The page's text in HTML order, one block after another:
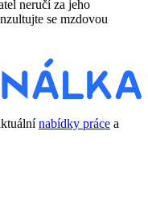
neručí za jeho
se mzdovou
nabídky práce a